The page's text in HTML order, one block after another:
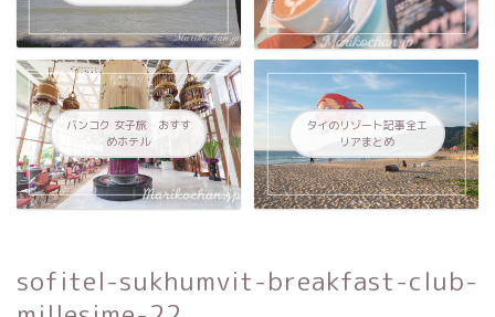
バンコク 女子旅 おすす
めホテル
タイのリゾート記事全エ
リアまとめ
sofitel-sukhumvit-breakfast-club-